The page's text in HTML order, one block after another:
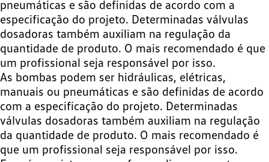
pneumáticas e são definidas de acordo com a
especificação do projeto. Determinadas válvulas
dosadoras também auxiliam na regulação da
quantidade de produto. O mais recomendado é que
um profissional seja responsável por isso.
As bombas podem ser hidráulicas, elétricas,
manuais ou pneumáticas e são definidas de acordo
com a especificação do projeto. Determinadas
válvulas dosadoras também auxiliam na regulação
da quantidade de produto. O mais recomendado é
que um profissional seja responsável por isso.